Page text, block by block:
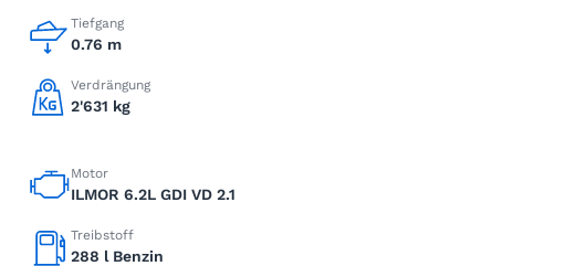
Tiefgang
0.76 m
Verdrängung
2'631 kg
Motor
ILMOR 6.2L GDI VD 2.1
Treibstoff
288 l Benzin